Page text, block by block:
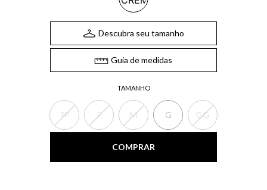
TAMANHO
PP P M G GG
Descubra seu tamanho
Guia de medidas
COMPRAR